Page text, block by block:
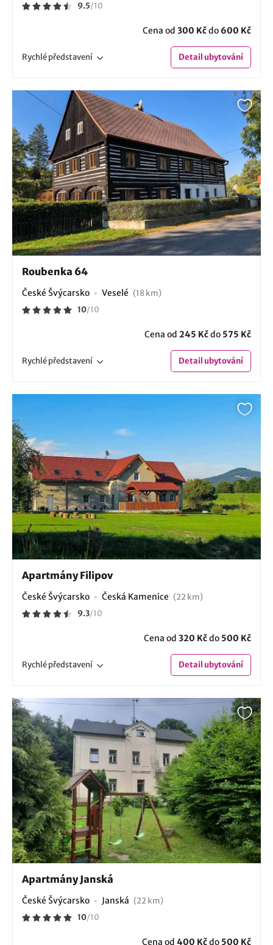
9.5/10
Cena od 300 Kčdo 600 Kč
Rychlépředstavení Detailubytování
Roubenka 64
České Švýcarsko Veselé (18 km)
10/10
Cena od 245 Kčdo 575 Kč
Rychlépředstavení Detailubytování
Apartmány Filipov
České Švýcarsko Česká Kamenice (22 km)
9.3/10
Cena od 320 Kčdo 500 Kč
Rychlépředstavení Detailubytování
Apartmány Janská
České Švýcarsko Janská (22 km)
10/10
Cena od 400 Kčdo 500 Kč